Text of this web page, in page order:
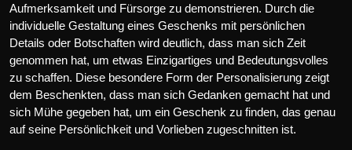
Aufmerksamkeit und Fürsorge zu demonstrieren. Durch die
individuelle Gestaltung eines Geschenks mit persönlichen
Details oder Botschaften wird deutlich, dass man sich Zeit
genommen hat, um etwas Einzigartiges und Bedeutungsvolles
zu schaffen. Diese besondere Form der Personalisierung zeigt
dem Beschenkten, dass man sich Gedanken gemacht hat und
sich Mühe gegeben hat, um ein Geschenk zu finden, das genau
auf seine Persönlichkeit und Vorlieben zugeschnitten ist.